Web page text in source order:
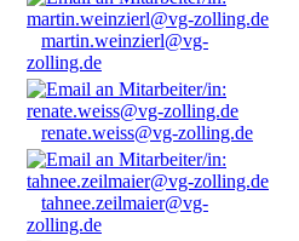
martin.weinzierl@vg-
zolling.de
renate.weiss@vg-zolling.de
tahnee.zeilmaier@vg-
zolling.de